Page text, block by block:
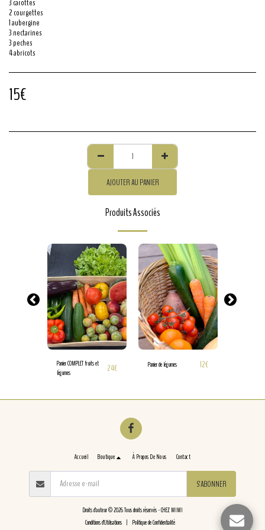
3 carottes
2 courgettes
1 aubergine
3 nectarines
3 peches
4 abricots
15€
AJOUTER AU PANIER
Produits Associés
Panier COMPLET fruits et
légumes
24€ Panier de légumes 12€
Accueil Boutique À Propos De Nous Contact
S'ABONNER
Droits d'auteur © 2026 Tous droits réservés -CHEZ MIMI
Conditions d'Utilisations
Politique de Confidentialité